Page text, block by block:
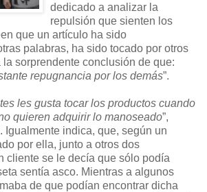
dedicado a analizar la
repulsión que sienten los
que un artículo ha sido
palabras, ha sido tocado por otros
sorprendente conclusión de que:
repugnancia por los demás”.
les gusta tocar los productos cuando
quieren adquirir lo manoseado”,
Igualmente indica, que, según un
por ella, junto a otros dos
cliente se le decía que sólo podía
sentía asco. Mientras a algunos
de que podían encontrar dicha